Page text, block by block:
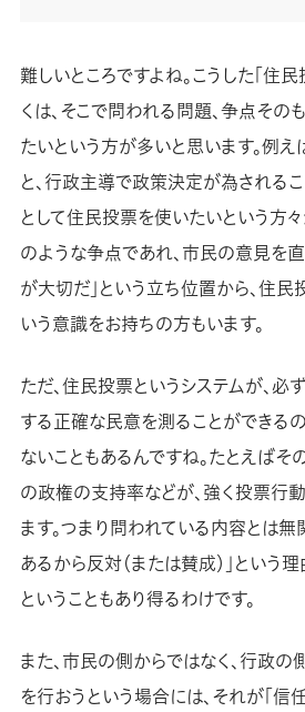
難しいところですよね。こうした「住
くは、そこで問われる問題、争点そ
たいという方が多いと思います。例
と、行政主導で政策決定が為されるこ
として住民投票を使いたいという方々
のような争点であれ、市民の意見を
が大切だ」という立ち位置から、住
いう意識をお持ちの方もいます。
ただ、住民投票というシステムが、
する正確な民意を測ることができる
ないこともあるんですね。たとえば
の政権の支持率などが、強く投票行
ます。つまり問われている内容とは無
あるから反対（または賛成）」という
ということもあり得るわけです。
また、市民の側からではなく、行政
を行おうという場合には、それが「信